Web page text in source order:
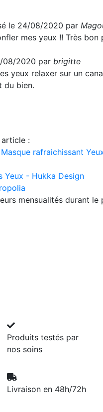
le 24/08/2020 par
mes yeux !! Très bon
08/2020 par brigitte
yeux relaxer sur un
du bien.
article :
rafraichissant
Yeux - Hukka Design
mensualités durant le
Produits testés par
nos soins
Livraison en 48h/72h